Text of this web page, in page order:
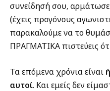
συνείδησή σου,
(έχεις προγόνους
παρακαλούμε να το
ΠΡΑΓΜΑΤΙΚΑ πιστεύεις
Τα επόμενα χρόνια είναι
αυτοί. Και εμείς δεν